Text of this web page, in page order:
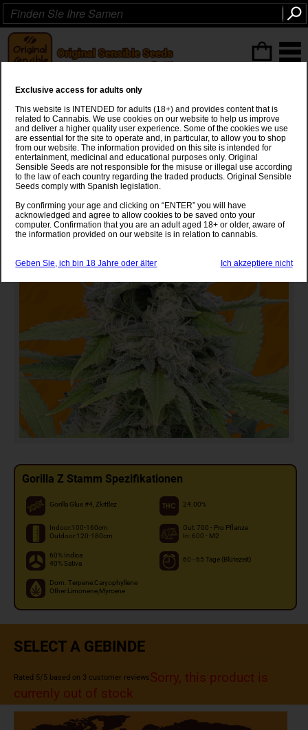
Gorilla Z
Gorilla Glue #4xZkittlez
Gorilla Z Stamm Spezifikationen
Gorilla Glue #4, Zkittlez 24.00%
Indoor:100-160cm
Outdoor:120-180cm
Out: 700 - Pro Pflanze
In: 600 - M2
60% Indica
40% Sativa
60 - 65 Tage (Blütezeit)
Dom. Terpene:Caryophyllene
Other:Limonene,Myrcene
SELECT A GEBINDE
Rated 5/5 based on 3 customer reviewsSorry, this product is
currenly out of stock
Exclusive access for adults only
This website is INTENDED for adults (18+) and provides content that is
related to Cannabis. We use cookies on our website to help us improve
and deliver a higher quality user experience. Some of the cookies we use
are essential for the site to operate and, in particular, to allow you to shop
from our website. The information provided on this site is intended for
entertainment, medicinal and educational purposes only. Original
Sensible Seeds are not responsible for the misuse or illegal use according
to the law of each country regarding the traded products. Original Sensible
Seeds comply with Spanish legislation.
By confirming your age and clicking on “ENTER” you will have
acknowledged and agree to allow cookies to be saved onto your
computer. Confirmation that you are an adult aged 18+ or older, aware of
the information provided on our website is in relation to cannabis.
Geben Sie, ich bin 18 Jahre oder älter Ich akzeptiere nicht